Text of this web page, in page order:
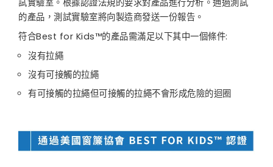
試實驗室。根據認證法規的要求對產品進行分析。通過測試
的產品，測試實驗室將向製造商發送一份報告。
符合Best for Kids™的產品需滿足以下其中一個條件:
沒有拉繩
沒有可接觸的拉繩
有可接觸的拉繩但可接觸的拉繩不會形成危險的迴圈